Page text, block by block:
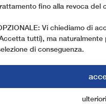
fino alla revoca del
Vi chiediamo di
tutti), ma
di conseguenza.